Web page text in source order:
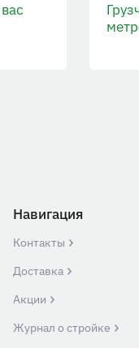
Навигация
Контакты
Доставка
Акции
Журнал о стройке